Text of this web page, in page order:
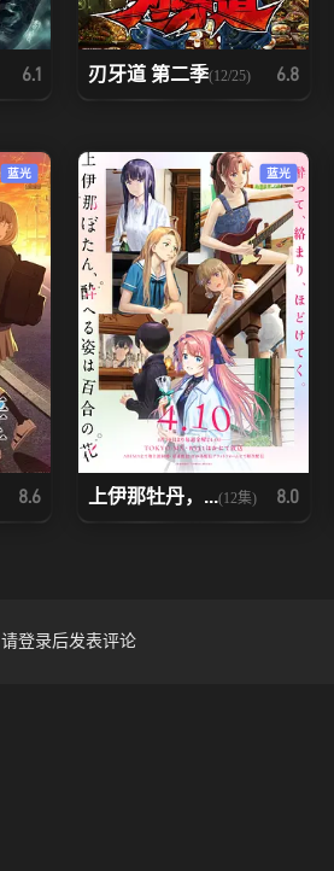
6.1 刃牙道 第二季(12/25) 6.8
蓝光
8.6
蓝光
上伊那牡丹，...(12集) 8.0
请登录后发表评论